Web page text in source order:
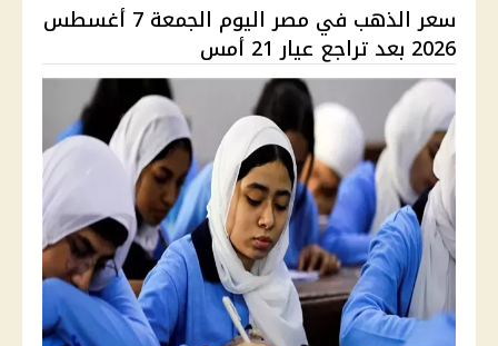
سعر الذهب في مصر اليوم الجمعة 7 أغسطس
2026 بعد تراجع عيار 21 أمس